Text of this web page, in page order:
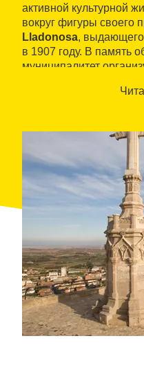
активной культурной
вокруг фигуры своего
Lladonosa,
в 1907 году. В память
муниципалитет
популярные